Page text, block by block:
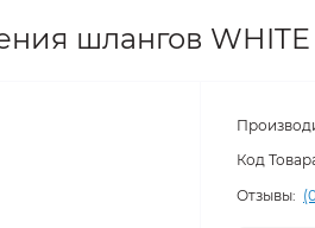
шлангов WHITE
Код
Отзывы: